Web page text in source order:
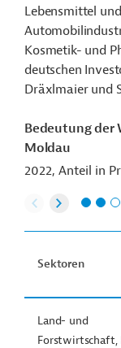
Lebensmittel
Kosmetik- und
deutschen
Dräxlmaier und
Bedeutung der
Moldau
2022, Anteil in
Sektoren
Land- und
Forstwirtschaft,